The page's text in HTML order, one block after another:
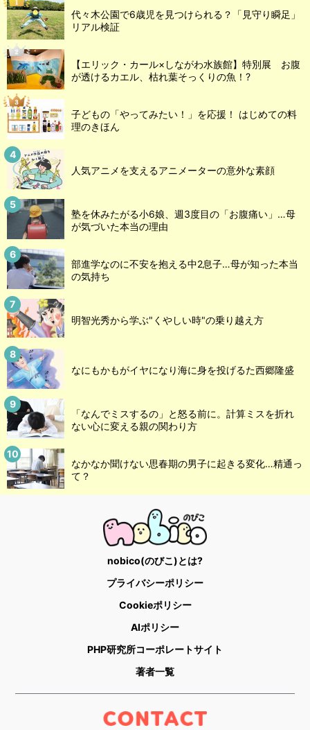
代々木公園で6歳児を見つけられる？「見守り瞬足」
リアル検証
【エリック・カール×しながわ水族館】特別展 お腹
が透けるカエル、枯れ葉そっくりの魚！?
子どもの「やってみたい！」を応援！ はじめての料
理のきほん
人気アニメを支えるアニメーターの意外な素顔
塾を休みたがる小6娘、週3度目の「お腹痛い」…母
が気づいた本当の理由
部進学なのに不安を抱える中2息子…母が知った本当
の気持ち
明智光秀から学ぶ"くやしい時"の乗り越え方
なにもかもがイヤになり海に身を投げるた西郷隆盛
「なんでミスするの」と怒る前に。計算ミスを折れ
ない心に変える親の関わり方
なかなか聞けない思春期の男子に起きる変化…精通っ
て？
nobico(のびこ)とは?
プライバシーポリシー
Cookieポリシー
AIポリシー
PHP研究所コーポレートサイト
著者一覧